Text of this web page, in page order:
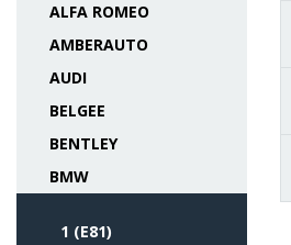
ALFA ROMEO
AMBERAUTO
AUDI
BELGEE
BENTLEY
BMW
1 (E81)